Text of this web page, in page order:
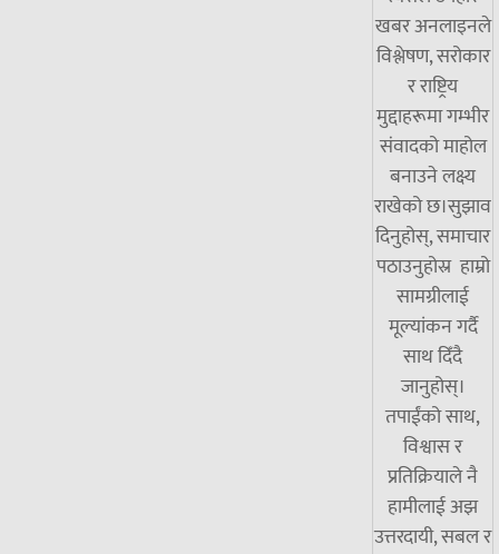
खबर अनलाइनले
विश्लेषण, सरोकार
र राष्ट्रिय
मुद्दाहरूमा गम्भीर
संवादको माहोल
बनाउने लक्ष्य
राखेको छ।सुझाव
दिनुहोस्, समाचार
पठाउनुहोस्र हाम्रो
सामग्रीलाई
मूल्यांकन गर्दै
साथ दिँदै
जानुहोस्।
तपाईंको साथ,
विश्वास र
प्रतिक्रियाले नै
हामीलाई अझ
उत्तरदायी, सबल र